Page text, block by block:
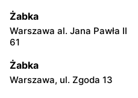
Żabka
Warszawa al. Jana Pawła II
61
Żabka
Warszawa, ul. Zgoda 13